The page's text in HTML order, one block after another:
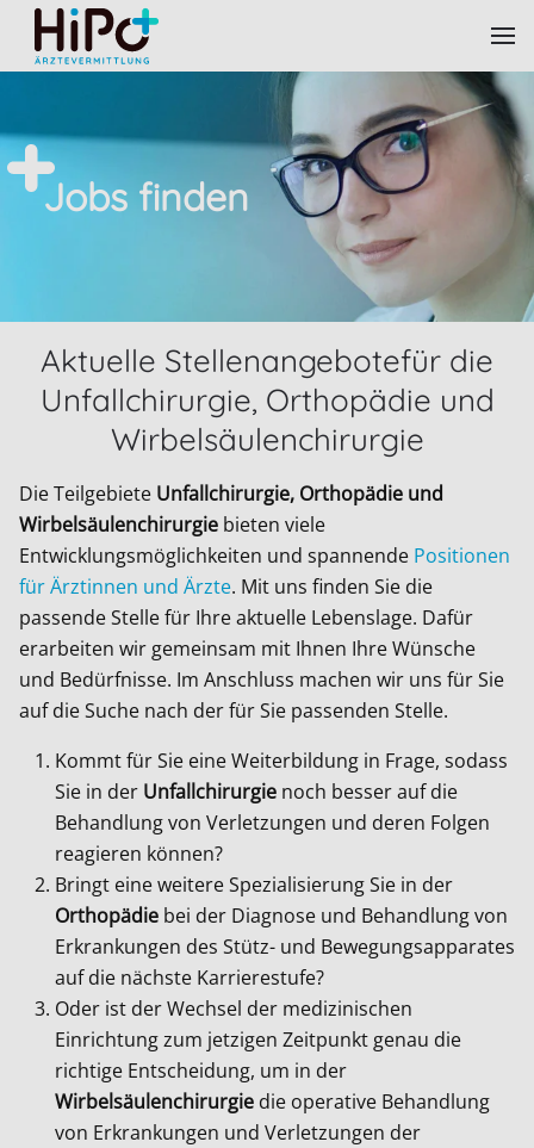
Skip to main content
Jobs finden
Aktuelle Stellenangebotefür die
Unfallchirurgie, Orthopädie und
Wirbelsäulenchirurgie
Die Teilgebiete Unfallchirurgie, Orthopädie und
Wirbelsäulenchirurgie bieten viele
Entwicklungsmöglichkeiten und spannende Positionen
für Ärztinnen und Ärzte. Mit uns finden Sie die
passende Stelle für Ihre aktuelle Lebenslage. Dafür
erarbeiten wir gemeinsam mit Ihnen Ihre Wünsche
und Bedürfnisse. Im Anschluss machen wir uns für Sie
auf die Suche nach der für Sie passenden Stelle.
Kommt für Sie eine Weiterbildung in Frage, sodass
Sie in der Unfallchirurgie noch besser auf die
Behandlung von Verletzungen und deren Folgen
reagieren können?
Bringt eine weitere Spezialisierung Sie in der
Orthopädie bei der Diagnose und Behandlung von
Erkrankungen des Stütz- und Bewegungsapparates
auf die nächste Karrierestufe?
Oder ist der Wechsel der medizinischen
Einrichtung zum jetzigen Zeitpunkt genau die
richtige Entscheidung, um in der
Wirbelsäulenchirurgie die operative Behandlung
von Erkrankungen und Verletzungen der